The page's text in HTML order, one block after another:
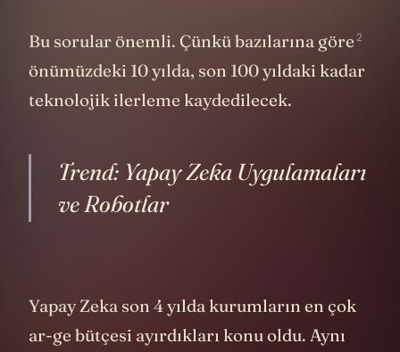
Bu sorular önemli. Çünkübazılarına göre 2
önümüzdeki 10 yılda, son 100 yıldaki kadar
teknolojik ilerleme kaydedilecek.
Trend: Yapay Zeka Uygulamaları
ve Robotlar
Yapay Zeka son 4 yılda kurumların en çok
ar-ge bütçesi ayırdıkları konu oldu. Aynı